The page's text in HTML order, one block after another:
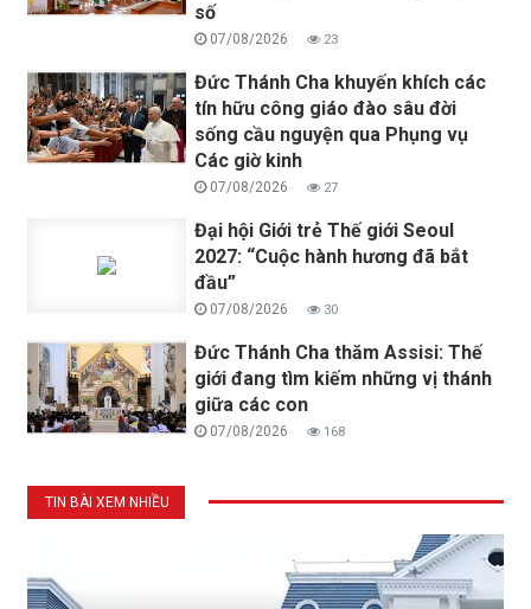
số
07/08/2026 23
Đức Thánh Cha khuyến khích các
tín hữu công giáo đào sâu đời
sống cầu nguyện qua Phụng vụ
Các giờ kinh
07/08/2026 27
Đại hội Giới trẻ Thế giới Seoul
2027: “Cuộc hành hương đã bắt
đầu”
07/08/2026 30
Đức Thánh Cha thăm Assisi: Thế
giới đang tìm kiếm những vị thánh
giữa các con
07/08/2026 168
TIN BÀI XEM NHIỀU